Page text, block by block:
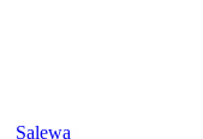
Salewa